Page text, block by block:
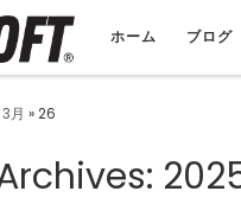
ホーム ブログ
3月 » 26